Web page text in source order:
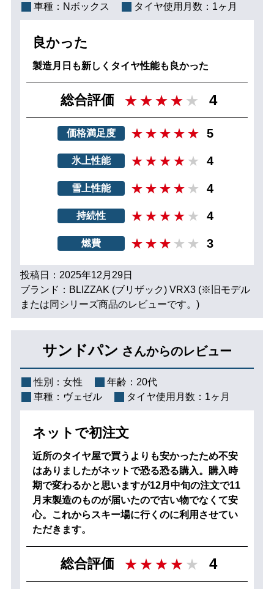
車種： Nボックス タイヤ使用月数： 1ヶ月
良かった
製造月日も新しくタイヤ性能も良かった
総合評価 4
価格満足度 5
氷上性能 4
雪上性能 4
持続性 4
燃費 3
投稿日：2025年12月29日
ブランド：BLIZZAK (ブリザック) VRX3 (※旧モデル
または同シリーズ商品のレビューです。)
サンドパン さんからのレビュー
性別： 女性 年齢： 20代
車種： ヴェゼル タイヤ使用月数： 1ヶ月
ネットで初注文
近所のタイヤ屋で買うよりも安かったため不安
はありましたがネットで恐る恐る購入。購入時
期で変わるかと思いますが12月中旬の注文で11
月末製造のものが届いたので古い物でなくて安
心。これからスキー場に行くのに利用させてい
ただきます。
総合評価 4